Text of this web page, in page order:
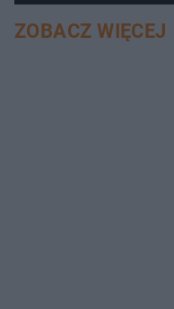
ZOBACZ WIĘCEJ